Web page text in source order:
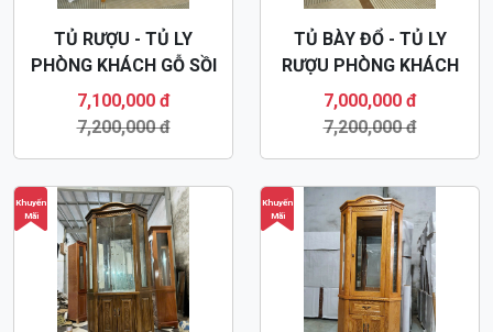
TỦ RƯỢU - TỦ LY
PHÒNG KHÁCH GỖ SỒI
TR34
7,100,000 đ
7,200,000 đ
TỦ BÀY ĐỔ - TỦ LY
RƯỢU PHÒNG KHÁCH
TR33
7,000,000 đ
7,200,000 đ
Khuyến
Mãi
Khuyến
Mãi